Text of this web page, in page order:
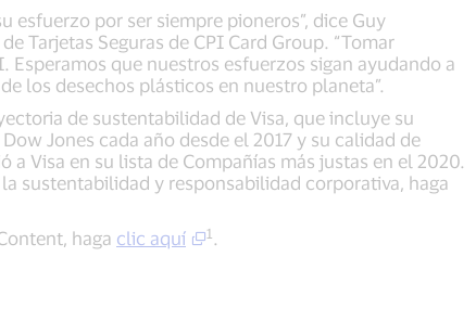
esfuerzo por ser siempre pioneros”, dice Guy
Tarjetas Seguras de CPI Card Group. “Tomar
que nuestros esfuerzos sigan ayudando a
los desechos plásticos en nuestro planeta”.
de sustentabilidad de Visa, que incluye su
Jones cada año desde el 2017 y su calidad de
Visa en su lista de Compañías más justas en el 2020.
sustentabilidad y responsabilidad corporativa, haga
haga clic aquí 1 .